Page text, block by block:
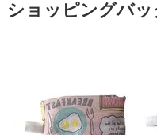
ショッピングバッ